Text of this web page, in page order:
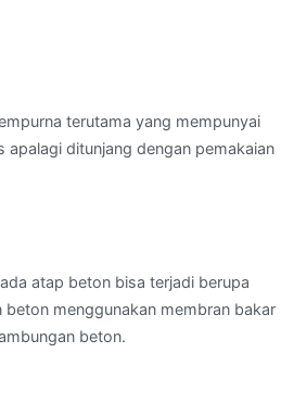
terutama yang mempunyai
ditunjang dengan pemakaian
atap beton bisa terjadi berupa
menggunakan membran bakar
beton.